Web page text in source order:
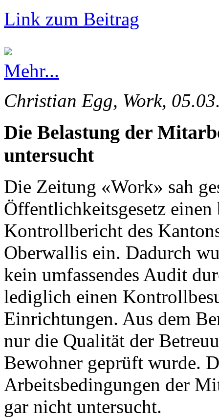
Link zum Beitrag
Mehr...
Christian Egg, Work,
Die Belastung der
untersucht
Die Zeitung «Work» sah
Öffentlichkeitsgesetz
Kontrollbericht des
Oberwallis ein. Dadurch
kein umfassendes Audit
lediglich einen
Einrichtungen. Aus dem
nur die Qualität der
Bewohner geprüft wurde.
Arbeitsbedingungen der
gar nicht untersucht.